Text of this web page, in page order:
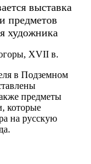
выставка
предметов
художника
в Подземном
предметы
которые
на русскую